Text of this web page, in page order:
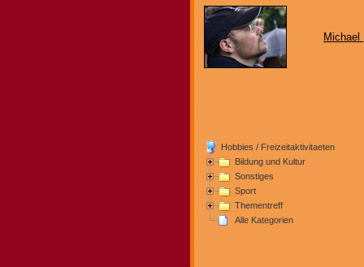
Michael
Hobbies / Freizeitaktivitaeten
Bildung und Kultur
Sonstiges
Sport
Thementreff
Alle Kategorien